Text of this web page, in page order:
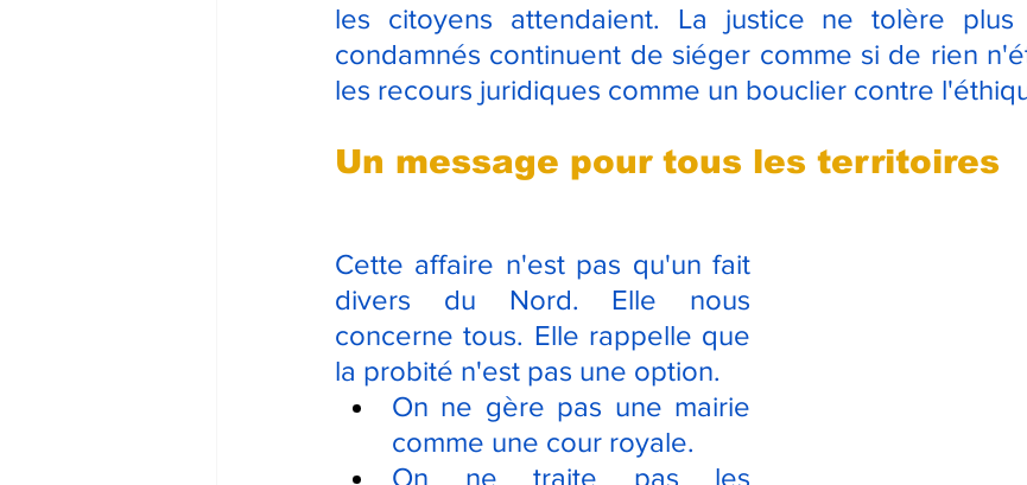
les citoyens attendaient. La justice ne tolère
condamnés continuent de siéger comme si de rien
les recours juridiques comme un bouclier contre
Un message pour tous les territoires
Cette affaire n'est pas qu'un fait
divers du Nord. Elle nous
concerne tous. Elle rappelle que
la probité n'est pas une option.
On ne gère pas une mairie
comme une cour royale.
On ne traite pas les